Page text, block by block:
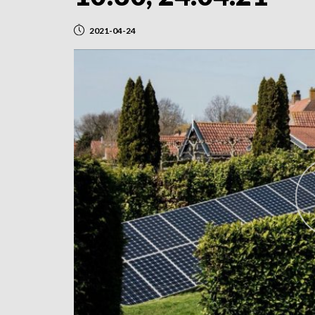
2021-04-24